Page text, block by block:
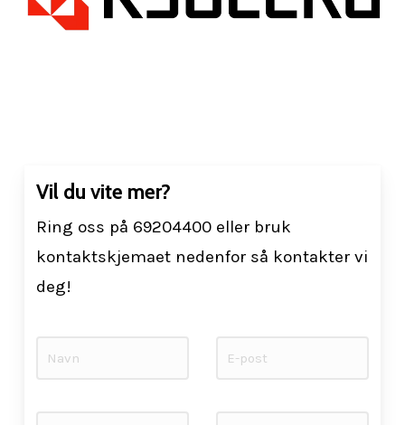
Vil du vite mer?
Ring oss på 69204400 eller bruk
kontaktskjemaet nedenfor så kontakter vi
deg!